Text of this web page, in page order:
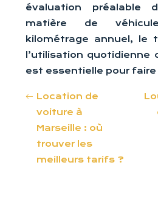
évaluation préalable
matière de
kilométrage annuel, le
l’utilisation quotidienne
est essentielle pour faire
Location de
voiture à
Marseille : où
trouver les
meilleurs tarifs ?